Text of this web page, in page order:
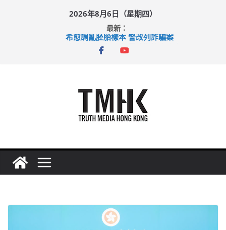
2026年8月6日（星期四）
最新：
希愈調亂胚胎樣本 警改列詐騙案
足球盛會次場激戰 祖雲達斯挫車路士